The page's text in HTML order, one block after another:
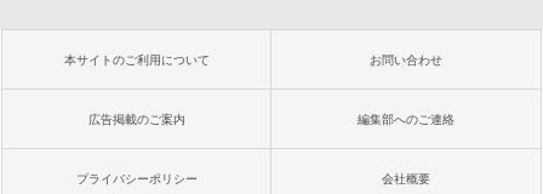
本サイトのご利用について お問い合わせ
広告掲載のご案内 編集部へのご連絡
プライバシーポリシー 会社概要